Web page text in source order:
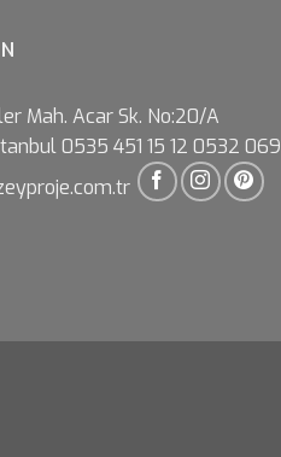
Mah. Acar Sk. No:20/A
0535 451 15 12 0532 069